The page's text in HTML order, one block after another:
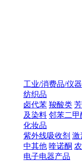
工业/消费品/仪
纺织品
卤代苯 羧酸类
及染料 邻苯二甲
化妆品
紫外线吸收剂 激
中其他 喹诺酮
电子电器产品